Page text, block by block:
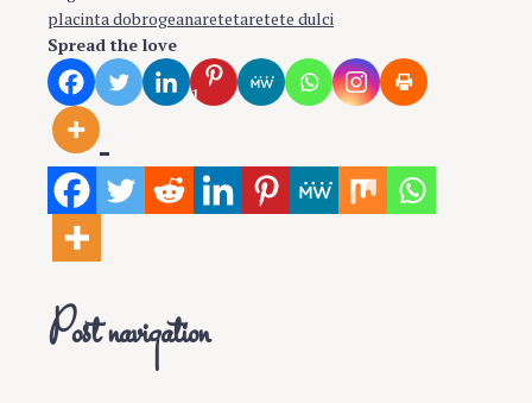
placinta dobrogeanaretetaretete dulci
Spread the love
1
Post navigation